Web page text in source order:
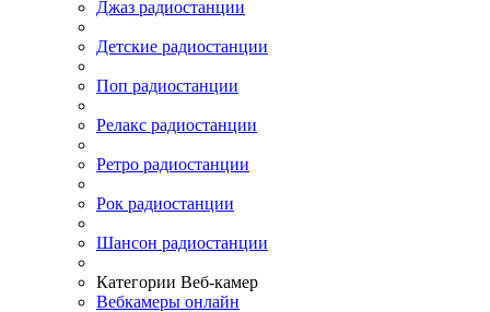
Джаз радиостанции
Детские радиостанции
Поп радиостанции
Релакс радиостанции
Ретро радиостанции
Рок радиостанции
Шансон радиостанции
Категории Веб-камер
Вебкамеры онлайн